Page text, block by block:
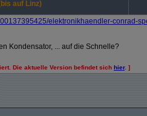
auf Linz)
elektronikhaendler-conrad-
Kondensator, ... auf die Schnelle?
Die aktuelle Version befindet sich hier. ]